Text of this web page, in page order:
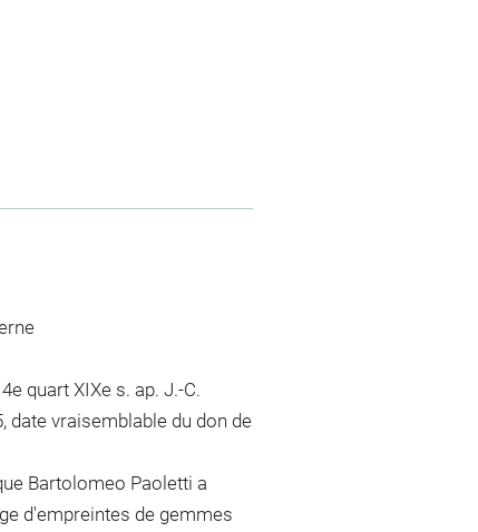
quart XIXe s. ap. J.-C.
date vraisemblable du don de
Bartolomeo Paoletti a
d'empreintes de gemmes